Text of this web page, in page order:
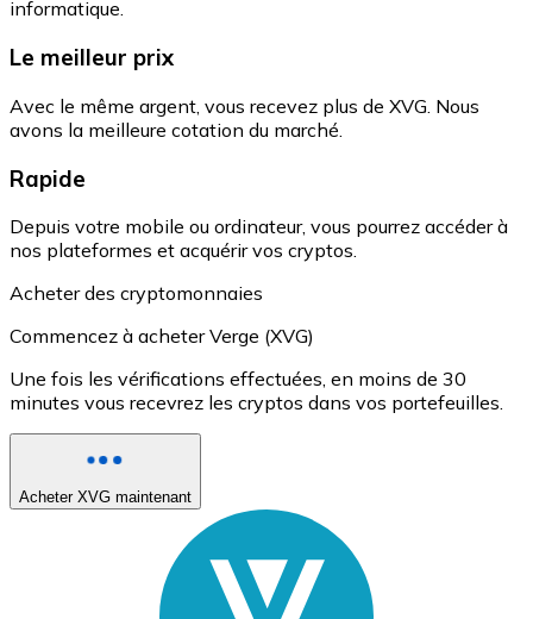
informatique.
Le meilleur prix
Avec le même argent, vous recevez plus de XVG. Nous
avons la meilleure cotation du marché.
Rapide
Depuis votre mobile ou ordinateur, vous pourrez accéder à
nos plateformes et acquérir vos cryptos.
Acheter des cryptomonnaies
Commencez à acheter Verge (XVG)
Une fois les vérifications effectuées, en moins de 30
minutes vous recevrez les cryptos dans vos portefeuilles.
Acheter XVG maintenant